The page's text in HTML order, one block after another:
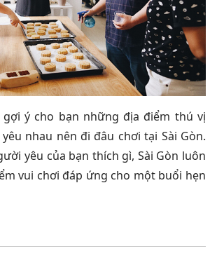
gợi ý cho bạn những địa điểm thú vị
nhau nên đi đâu chơi tại Sài Gòn.
yêu của bạn thích gì, Sài Gòn luôn
vui chơi đáp ứng cho một buổi hẹn